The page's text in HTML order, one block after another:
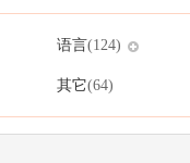
语言(124)
其它(64)